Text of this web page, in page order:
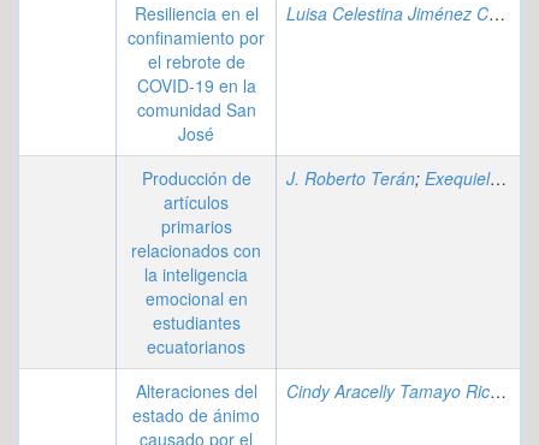
Resiliencia en el
confinamiento por
el rebrote de
COVID-19 en la
comunidad San
José
Luisa Celestina Jiménez Cedeño
Producción de
artículos
primarios
relacionados con
la inteligencia
emocional en
estudiantes
ecuatorianos
J. Roberto Terán; Exequiel Guevara
Alteraciones del
estado de ánimo
causado por el
Cindy Aracelly Tamayo Ricaurte